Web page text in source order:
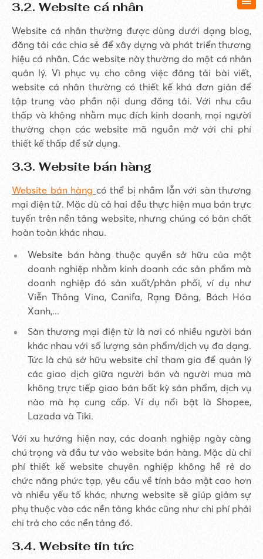
3.2. Website cá nhân
Website cá nhân thường được dùng dưới dạng blog,
đăng tải các chia sẻ để xây dựng và phát triển thương
hiệu cá nhân. Các website này thường do một cá nhân
quản lý. Vì phục vụ cho công việc đăng tải bài viết,
website cá nhân thường có thiết kế khá đơn giản để
tập trung vào phần nội dung đăng tải. Với nhu cầu
thấp và không nhằm mục đích kinh doanh, mọi người
thường chọn các website mã nguồn mở với chi phí
thiết kế thấp để sử dụng.
3.3. Website bán hàng
Website bán hàng có thể bị nhầm lẫn với sàn thương
mại điện tử. Mặc dù cả hai đều thực hiện mua bán trực
tuyến trên nền tảng website, nhưng chúng có bản chất
hoàn toàn khác nhau.
Website bán hàng thuộc quyền sở hữu của một
doanh nghiệp nhằm kinh doanh các sản phẩm mà
doanh nghiệp đó sản xuất/phân phối, ví dụ như
Viễn Thông Vina, Canifa, Rạng Đông, Bách Hóa
Xanh,...
Sàn thương mại điện từ là nơi có nhiều người bán
khác nhau với số lượng sản phẩm/dịch vụ đa dạng.
Tức là chủ sở hữu website chỉ tham gia để quản lý
các giao dịch giữa người bán và người mua mà
không trực tiếp giao bán bất kỳ sản phẩm, dịch vụ
nào mà họ cung cấp. Ví dụ nổi bật là Shopee,
Lazada và Tiki.
Với xu hướng hiện nay, các doanh nghiệp ngày càng
chú trọng và đầu tư vào website bán hàng. Mặc dù chi
phí thiết kế website chuyên nghiệp không hề rẻ do
chức năng phức tạp, yêu cầu về tính bảo mật cao hơn
và nhiều yếu tố khác, nhưng website sẽ giúp giảm sự
phụ thuộc vào các nền tảng khác cũng như chi phí phải
chi trả cho các nền tảng đó.
3.4. Website tin tức